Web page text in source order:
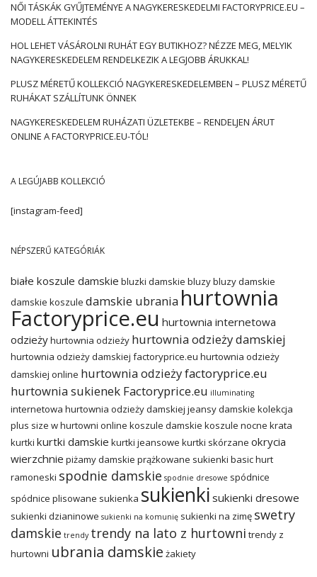
NŐI TÁSKÁK GYŰJTEMÉNYE A NAGYKERESKEDELMI FACTORYPRICE.EU –
MODELL ÁTTEKINTÉS
HOL LEHET VÁSÁROLNI RUHÁT EGY BUTIKHOZ? NÉZZE MEG, MELYIK
NAGYKERESKEDELEM RENDELKEZIK A LEGJOBB ÁRUKKAL!
PLUSZ MÉRETŰ KOLLEKCIÓ NAGYKERESKEDELEMBEN – PLUSZ MÉRETŰ
RUHÁKAT SZÁLLÍTUNK ÖNNEK
NAGYKERESKEDELEM RUHÁZATI ÜZLETEKBE – RENDELJEN ÁRUT
ONLINE A FACTORYPRICE.EU-TÓL!
A LEGÚJABB KOLLEKCIÓ
[instagram-feed]
NÉPSZERŰ KATEGÓRIÁK
białe koszule damskie bluzki damskie bluzybluzy damskie
damskie koszule damskie ubrania hurtownia
Factoryprice.eu hurtownia internetowa
odzieżyhurtownia odzieży hurtownia odzieży damskiej
hurtownia odzieży damskiej factoryprice.eu hurtownia odzieży
damskiej online hurtownia odzieży factoryprice.eu
hurtownia sukienek Factoryprice.eu illuminating
internetowa hurtownia odzieży damskiej jeansy damskie kolekcja
plus size w hurtowni online koszule damskie koszule nocne krata
kurtki kurtki damskie kurtki jeansowe kurtki skórzane okrycia
wierzchnie piżamy damskie prążkowane sukienki basic hurt
ramoneski spodnie damskie spodnie dresowe spódnice
spódnice plisowane sukienka sukienki sukienki dresowe
sukienki dzianinowe sukienki na komunię sukienki na zimę swetry
damskie trendy trendy na lato z hurtowni trendy z
hurtowni ubrania damskie żakiety